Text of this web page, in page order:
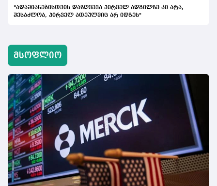
"ადამიანებისთვის დაზღვევა პირველ ადგილზე კი არა,
შესაძლოა, პირველ ათეულშიც არ იდგეს"
მსოფლიო